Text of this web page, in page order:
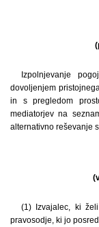
Izpolnjevanje
dovoljenjem
in s pregledom
mediatorjev na
alternativno reševanje
(1) Izvajalec, ki
pravosodje, ki jo